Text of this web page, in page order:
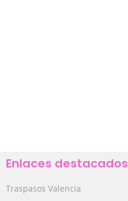
Enlaces destacados
Traspasos Valencia